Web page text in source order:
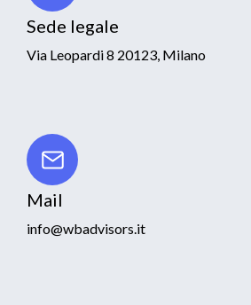
Sede legale
Via Leopardi 8 20123, Milano
Mail
info@wbadvisors.it